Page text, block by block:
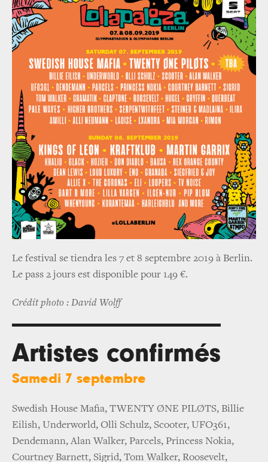
Le festival se tiendra les 7 et 8 septembre 2019 à Berlin.
Le pass 2 jours est disponible pour 149 €.
Crédit photo : David Wolff
Artistes confirmés
Samedi 7 septembre
Swedish House Mafia, TWENTY ØNE PILØTS, Billie
Eilish, Underworld, Olli Schulz, Scooter, UFO361,
Dendemann, Alan Walker, Parcels, Princess Nokia,
Courtney Barnett, Sigrid, Tom Walker, Roosevelt,